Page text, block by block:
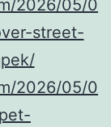
2026/05/0
street-
2026/05/0